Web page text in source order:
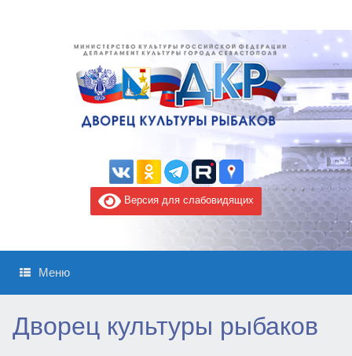
Версия для слабовидящих
Меню
Дворец культуры рыбаков